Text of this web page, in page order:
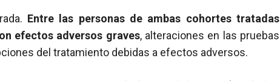
Entre las personas de ambas cohortes tratadas
efectos adversos graves, alteraciones en las pruebas
del tratamiento debidas a efectos adversos.